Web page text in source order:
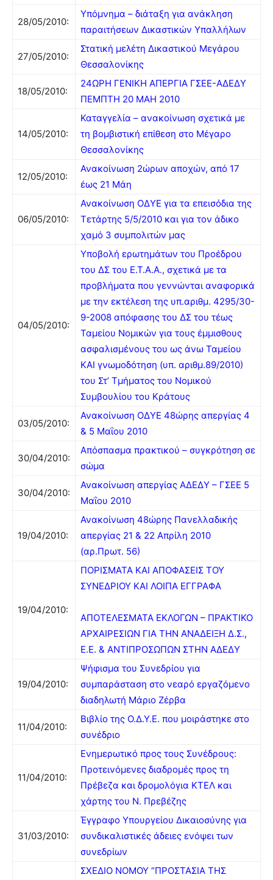
28/05/2010:
Υπόμνημα – διάταξη για ανάκληση
παραιτήσεων Δικαστικών Υπαλλήλων
27/05/2010:
Στατική μελέτη Δικαστικού Μεγάρου
Θεσσαλονίκης
18/05/2010:
24ΩΡΗ ΓΕΝΙΚΗ ΑΠΕΡΓΙΑ ΓΣΕΕ-ΑΔΕΔΥ
ΠΕΜΠΤΗ 20 ΜΑΗ 2010
14/05/2010:
Καταγγελία – ανακοίνωση σχετικά με
τη βομβιστική επίθεση στο Μέγαρο
Θεσσαλονίκης
12/05/2010:
Ανακοίνωση 2ώρων αποχών, από 17
έως 21 Μάη
06/05/2010:
Ανακοίνωση ΟΔΥΕ για τα επεισόδια της
Τετάρτης 5/5/2010 και για τον άδικο
χαμό 3 συμπολιτών μας
04/05/2010:
Υποβολή ερωτημάτων του Προέδρου
του ΔΣ του Ε.Τ.Α.Α., σχετικά με τα
προβλήματα που γεννώνται αναφορικά
με την εκτέλεση της υπ.αριθμ. 4295/30-
9-2008 απόφασης του ΔΣ του τέως
Ταμείου Νομικών για τους έμμισθους
ασφαλισμένους του ως άνω Ταμείου
ΚΑΙ γνωμοδότηση (υπ. αριθμ.89/2010)
του Στ’ Τμήματος του Νομικού
Συμβουλίου του Κράτους
03/05/2010:
Ανακοίνωση ΟΔΥΕ 48ώρης απεργίας 4
& 5 Μαΐου 2010
30/04/2010:
Απόσπασμα πρακτικού – συγκρότηση σε
σώμα
30/04/2010:
Ανακοίνωση απεργίας ΑΔΕΔΥ – ΓΣΕΕ 5
Μαΐου 2010
19/04/2010:
Ανακοίνωση 48ώρης Πανελλαδικής
απεργίας 21 & 22 Απρίλη 2010
(αρ.Πρωτ. 56)
19/04/2010:
ΠΟΡΙΣΜΑΤΑ ΚΑΙ ΑΠΟΦΑΣΕΙΣ ΤΟΥ
ΣΥΝΕΔΡΙΟΥ ΚΑΙ ΛΟΙΠΑ ΕΓΓΡΑΦΑ
ΑΠΟΤΕΛΕΣΜΑΤΑ ΕΚΛΟΓΩΝ – ΠΡΑΚΤΙΚΟ
ΑΡΧΑΙΡΕΣΙΩΝ ΓΙΑ ΤΗΝ ΑΝΑΔΕΙΞΗ Δ.Σ.,
Ε.Ε. & ΑΝΤΙΠΡΟΣΩΠΩΝ ΣΤΗΝ ΑΔΕΔΥ
19/04/2010:
Ψήφισμα του Συνεδρίου για
συμπαράσταση στο νεαρό εργαζόμενο
διαδηλωτή Μάριο Ζέρβα
11/04/2010:
Βιβλίο της Ο.Δ.Υ.Ε. που μοιράστηκε στο
συνέδριο
11/04/2010:
Ενημερωτικό προς τους Συνέδρους:
Προτεινόμενες διαδρομές προς τη
Πρέβεζα και δρομολόγια ΚΤΕΛ και
χάρτης του Ν. Πρεβέζης
31/03/2010:
Έγγραφο Υπουργείου Δικαιοσύνης για
συνδικαλιστικές άδειες ενόψει των
συνεδρίων
ΣΧΕΔΙΟ ΝΟΜΟΥ “ΠΡΟΣΤΑΣΙΑ ΤΗΣ